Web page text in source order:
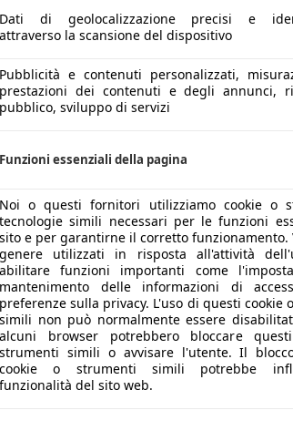
Dati di geolocalizzazione precisi e
attraverso la scansione del dispositivo
Pubblicità e contenuti personalizzati,
prestazioni dei contenuti e degli annunci,
pubblico, sviluppo di servizi
Funzioni essenziali della pagina
Noi o questi fornitori utilizziamo cookie o
tecnologie simili necessari per le funzioni
sito e per garantirne il corretto funzionamento.
genere utilizzati in risposta all'attività
abilitare funzioni importanti come
mantenimento delle informazioni di
preferenze sulla privacy. L'uso di questi cookie
simili non può normalmente essere
alcuni browser potrebbero bloccare
strumenti simili o avvisare l'utente. Il
cookie o strumenti simili potrebbe
funzionalità del sito web.